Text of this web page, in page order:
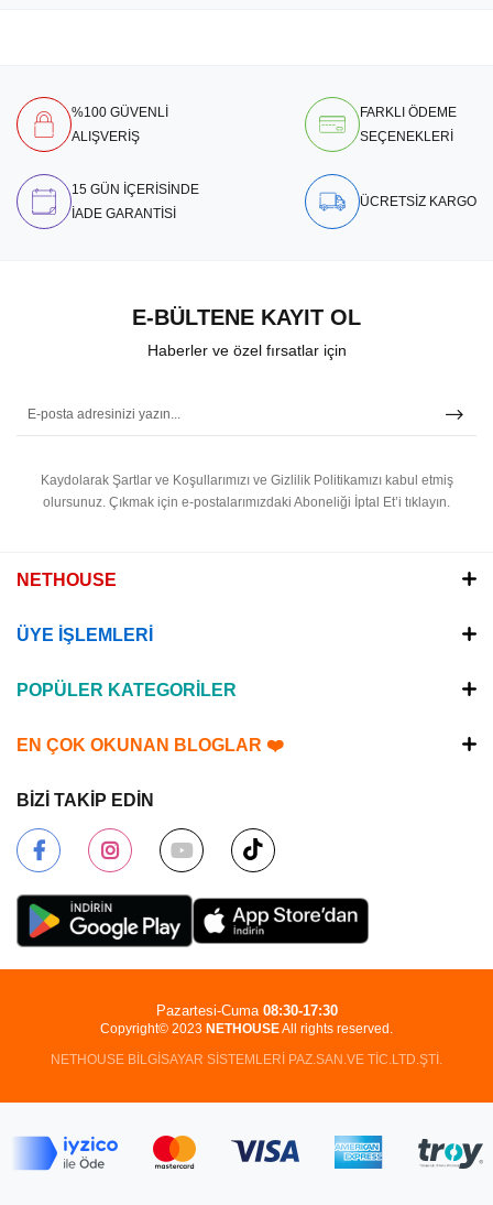
%100 GÜVENLİ
ALIŞVERİŞ
FARKLI ÖDEME
SEÇENEKLERİ
15 GÜN İÇERİSİNDE
İADE GARANTİSİ
ÜCRETSİZ KARGO
E-BÜLTENE KAYIT OL
Haberler ve özel fırsatlar için
Kaydolarak Şartlar ve Koşullarımızı ve Gizlilik Politikamızı kabul etmiş
olursunuz. Çıkmak için e-postalarımızdaki Aboneliği İptal Et’i tıklayın.
NETHOUSE
ÜYE İŞLEMLERİ
POPÜLER KATEGORİLER
EN ÇOK OKUNAN BLOGLAR ❤️
BİZİ TAKİP EDİN
Copyright© 2023 NETHOUSEAll rights reserved.
NETHOUSE BİLGİSAYAR SİSTEMLERİ PAZ.SAN.VE TİC.LTD.ŞTİ.
Pazartesi-Cuma 08:30-17:30